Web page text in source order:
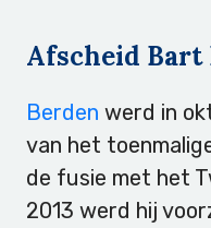
Afscheid Bart
Berden werd in
van het
de fusie met het
2013 werd hij